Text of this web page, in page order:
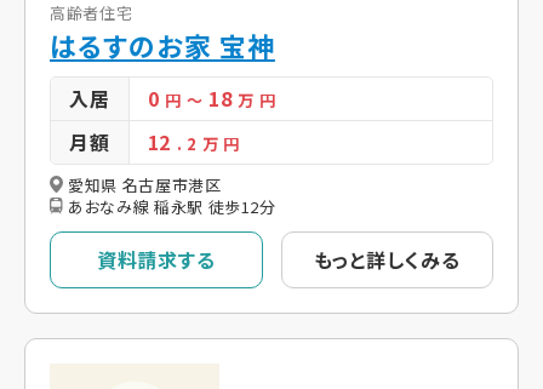
高齢者住宅
はるすのお家 宝神
入居 0 円 ～ 18万 円
月額 12 . 2 万 円
愛知県 名古屋市港区
あおなみ線 稲永駅 徒歩12分
資料請求する もっと詳しくみる